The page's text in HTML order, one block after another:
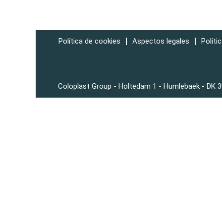
Política de cookies Aspectos legales
Coloplast Group - Holtedam 1 - Humlebaek - DK